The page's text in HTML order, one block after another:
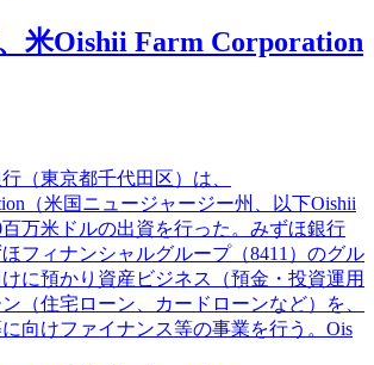
米Oishii Farm Corporation
（東京都千代田区）は、
（米国ニュージャージー州、以下Oishii
万米ドルの出資を行った。みずほ銀行
フィナンシャルグループ（8411）のグル
に預かり資産ビジネス（預金・投資運用
（住宅ローン、カードローンなど）を、
向けファイナンス等の事業を行う。Ois